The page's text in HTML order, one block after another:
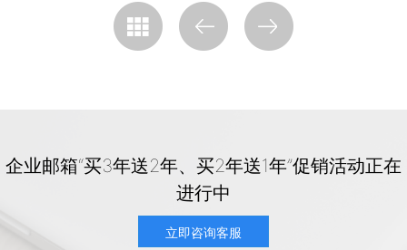
企业邮箱“买3年送2年、买2年送1年”促销活动正在
进行中
立即咨询客服